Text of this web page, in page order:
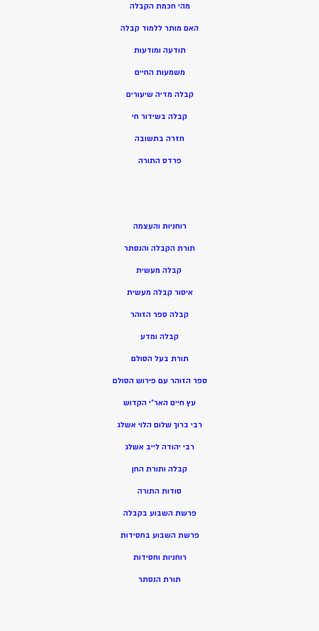
מהי חכמת הקבלה
האם מותר ללמוד קבלה
תודעה ומודעות
משמעות החיים
קבלה מדיה שיעורים
קבלה בשידור חי
חזרה בתשובה
פרדס התורה
רוחניות והעצמה
תורת הקבלה והנסתר
קבלה מעשית
איסור קבלה מעשית
קבלה ספר הזוהר
קבלה ומדע
תורת בעל הסולם
ספר הזוהר עם פירוש הסולם
עץ חיים האר”י הקדוש
רבי ברוך שלום הלוי אשלג
רבי יהודה לייב אשלג
קבלה ותורת החן
סודות התורה
פרשת השבוע בקבלה
פרשת השבוע בחסידות
רוחניות וחסידות
תורת הנסתר